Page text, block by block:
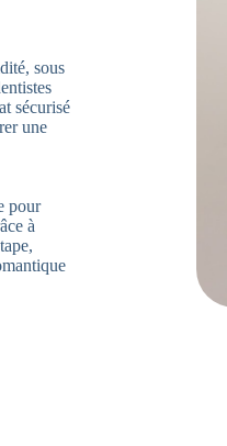
sous
sécurisé
une
pour
à